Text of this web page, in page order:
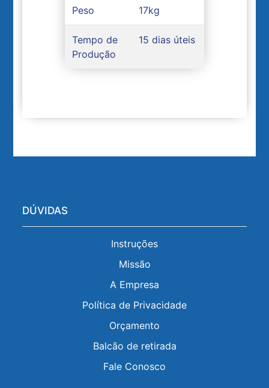
Peso 17kg
Tempo de
Produção
15 dias úteis
DÚVIDAS
Instruções
Missão
A Empresa
Política de Privacidade
Orçamento
Balcão de retirada
Fale Conosco